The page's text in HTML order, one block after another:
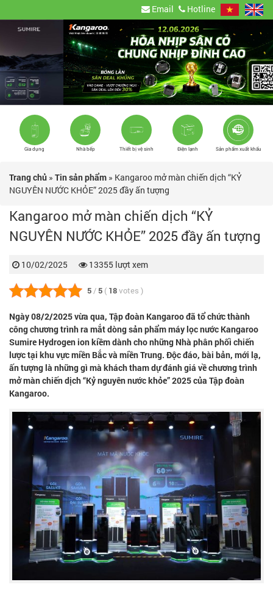
Email Hotline
Gia dụng Nhà bếp Thiết bị vệ sinh Điện lạnh Sản phẩm xuất khẩu
Trang chủ » Tin sản phẩm » Kangaroo mở màn chiến dịch “KỶ
NGUYÊN NƯỚC KHỎE” 2025 đầy ấn tượng
Kangaroo mở màn chiến dịch “KỶ
NGUYÊN NƯỚC KHỎE” 2025 đầy ấn tượng
10/02/2025 13355 lượt xem
5 / 5 ( 18 votes )
Ngày 08/2/2025 vừa qua, Tập đoàn Kangaroođã tổ chức thành
công chương trình ra mắt dòng sản phẩmmáy lọc nước Kangaroo
Sumire Hydrogen ion kiềmdành cho những Nhà phân phối chiến
lược tại khu vực miền Bắc và miền Trung. Độc đáo, bài bản, mới lạ,
ấn tượng là những gì mà khách tham dự đánh giá về chương trình
mở màn chiến dịch “Kỷ nguyên nước khỏe” 2025 của Tập đoàn
Kangaroo.